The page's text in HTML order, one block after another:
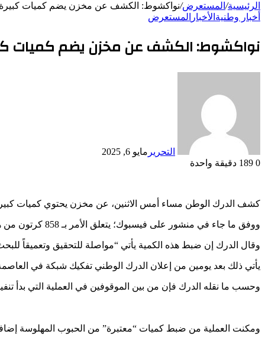
الرئيسية/ المستعرض/نواكشوط: الكشف عن مخزن يضم كميات كبيرة
أخبار وطنية الأخبار المستعرض
نواكشوط: الكشف عن مخزن يضم كميات
التحرير مايو 6, 2025
0
دقيقة واحدة
كشف الدرك الوطن مساء أمس الاثنين، عن مخزن يحتوي كميات
ووفق ما جاء في منشور على فيسبوك؛ يتعلق الأمر بـ 858 كرتون من هذه المواد، إضافة لبعض مواد التجميل “المسرطنة”.
وقال الدرك إن ضبط هذه الكمية يأتي “مواصلة للتحقيق وتعميقاً
يأتي ذلك بعد يومين من إعلان الدرك الوطني تفكيك شبكة في العاصمة نواكشوط تضم 14 شخصاً يمتهنون
وحسب ما نقله الدرك فإن من بين الموقوفين في العملية التي
ومكنت العملية من ضبط كميات “معتبرة” من الحبوب المهلوسة